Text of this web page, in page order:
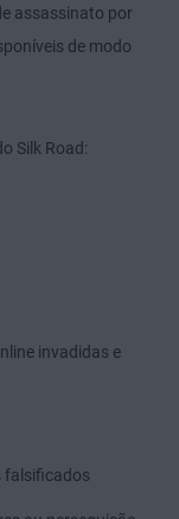
assassinato por
de modo
Silk Road:
invadidas e
falsificados